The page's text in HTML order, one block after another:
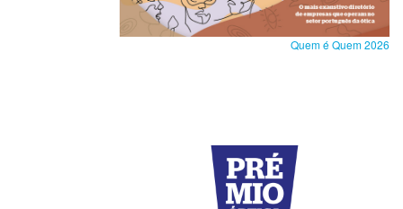
Quem é Quem 2026